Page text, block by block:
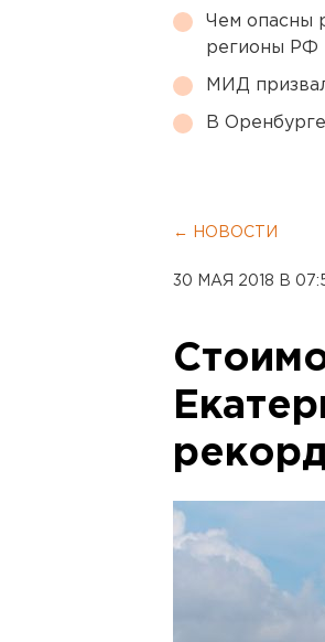
Чем опасны
регионы РФ
МИД
В
← НОВОСТИ
30 МАЯ 2018 В